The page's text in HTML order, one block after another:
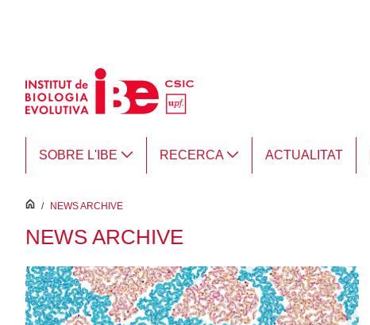
SOBRE L'IBE RECERCA ACTUALITAT
inici
/ NEWS ARCHIVE
NEWS ARCHIVE